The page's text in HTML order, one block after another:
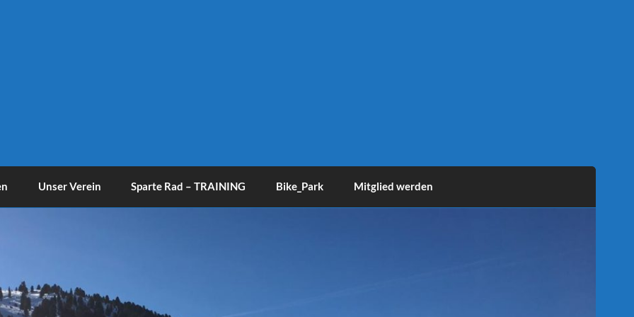
Unser Verein Sparte Rad – TRAINING Bike_Park Mitglied werden